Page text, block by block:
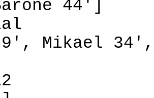
44']
3-
9', Mikael